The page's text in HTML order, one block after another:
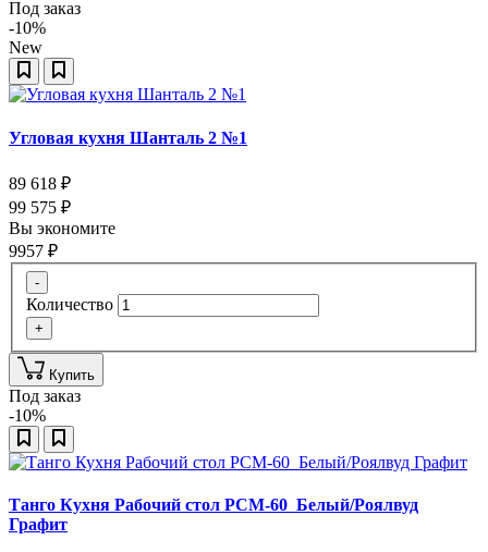
Под заказ
-10%
New
Угловая кухня Шанталь 2 №1
89 618 ₽
99 575 ₽
Вы экономите
9957 ₽
-
Количество
+
Купить
Под заказ
-10%
Танго Кухня Рабочий стол РСМ-60 Белый/Роялвуд
Графит